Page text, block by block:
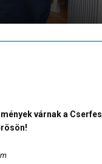
várnak a Cserfes